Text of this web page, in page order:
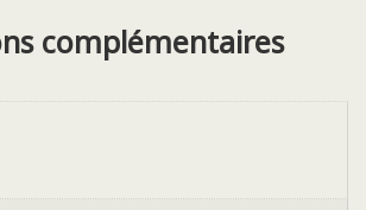
complémentaires